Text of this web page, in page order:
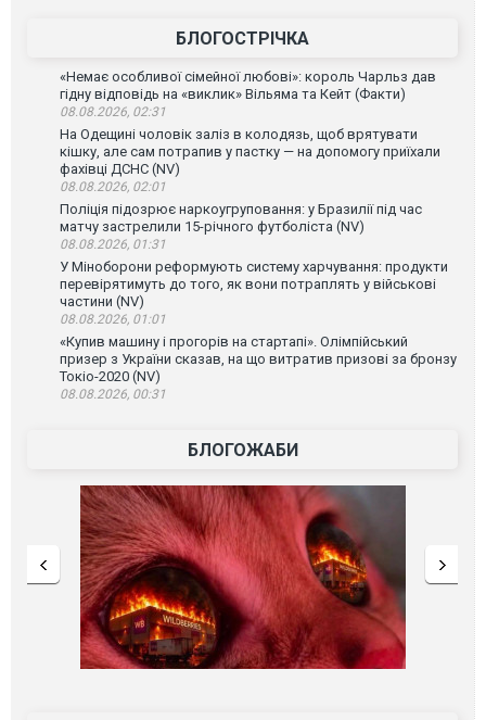
БЛОГОСТРІЧКА
«Немає особливої сімейної любові»: король Чарльз дав
гідну відповідь на «виклик» Вільяма та Кейт (Факти)
08.08.2026, 02:31
На Одещині чоловік заліз в колодязь, щоб врятувати
кішку, але сам потрапив у пастку — на допомогу приїхали
фахівці ДСНС (NV)
08.08.2026, 02:01
Поліція підозрює наркоугруповання: у Бразилії під час
матчу застрелили 15-річного футболіста (NV)
08.08.2026, 01:31
У Міноборони реформують систему харчування: продукти
перевірятимуть до того, як вони потраплять у військові
частини (NV)
08.08.2026, 01:01
«Купив машину і прогорів на стартапі». Олімпійський
призер з України сказав, на що витратив призові за бронзу
Токіо-2020 (NV)
08.08.2026, 00:31
БЛОГОЖАБИ